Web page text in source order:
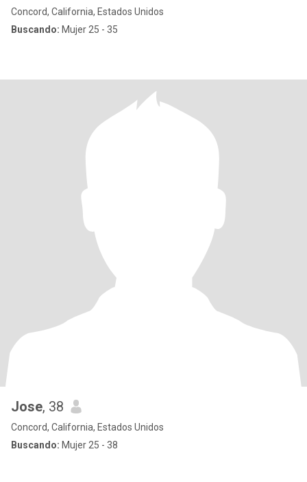
Concord, California, Estados Unidos
Buscando: Mujer 25 - 35
Jose, 38
Concord, California, Estados Unidos
Buscando: Mujer 25 - 38